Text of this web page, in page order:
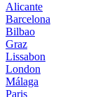
Alicante
Barcelona
Bilbao
Graz
Lissabon
London
Málaga
Paris